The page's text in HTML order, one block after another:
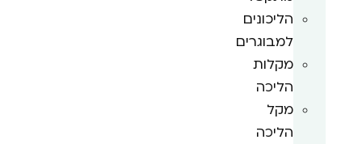
הליכונים
למבוגרים
מקלות
הליכה
מקל
הליכה